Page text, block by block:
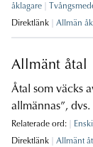
åklagare
Direktlänk
Allmän
Allmänt åtal
Åtal som väcks
allmännas”,
Relaterade ord:
Direktlänk
Allmänt